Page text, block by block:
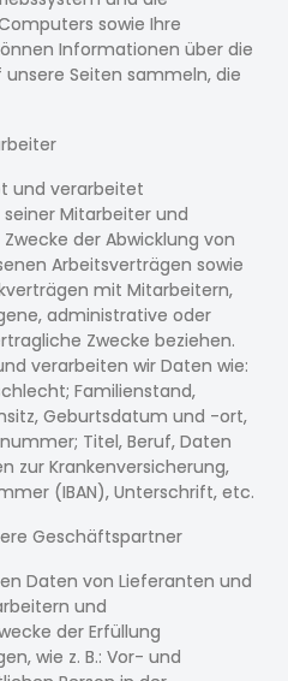
sowie Ihre
Informationen über die
Seiten sammeln, die
und verarbeitet
Mitarbeiter und
der Abwicklung von
Arbeitsverträgen sowie
mit Mitarbeitern,
administrative oder
Zwecke beziehen.
verarbeiten wir Daten wie:
Familienstand,
Geburtsdatum und -ort,
Titel, Beruf, Daten
zur Krankenversicherung,
(IBAN), Unterschrift, etc.
Geschäftspartner
Daten von Lieferanten und
und
der Erfüllung
wie z. B.: Vor- und